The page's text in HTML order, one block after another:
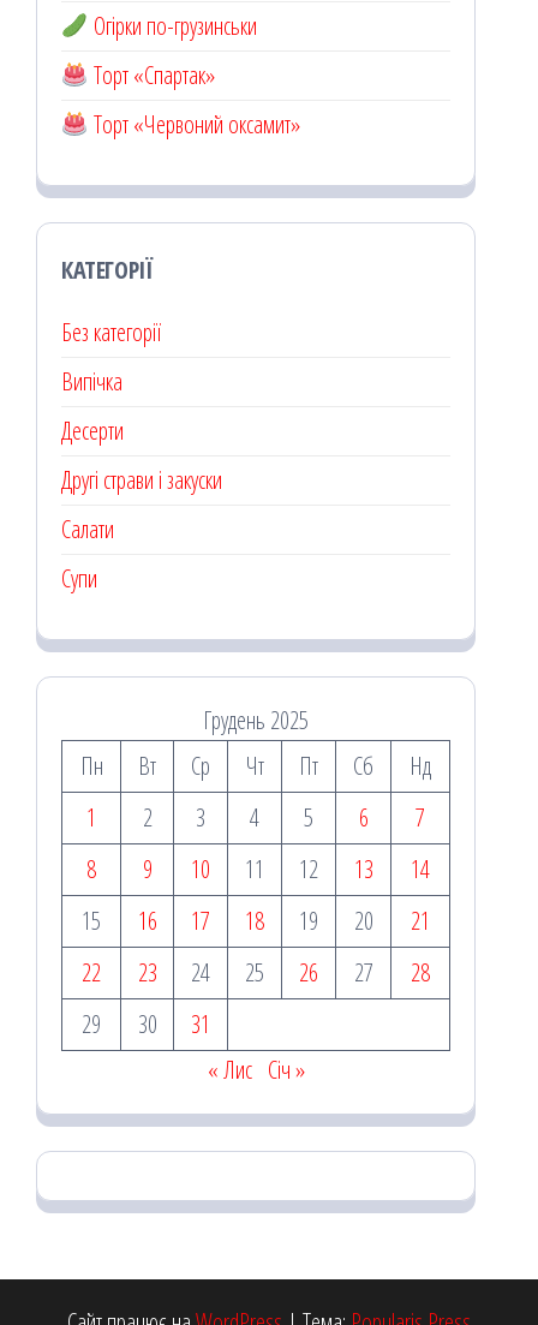
Огірки по-грузинськи
Торт «Спартак»
Торт «Червоний оксамит»
КАТЕГОРІЇ
Без категорії
Випічка
Десерти
Другі страви і закуски
Салати
Супи
Грудень 2025
Пн
Вт Ср Чт Пт Сб
Нд
1
2 3 4 5 6
7
8
9 10 11 12 13
14
15
16 17 18 19 20
21
22
23 24 25 26 27
28
29
30
31
« Лис Січ »